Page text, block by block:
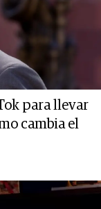
para llevar
cambia el